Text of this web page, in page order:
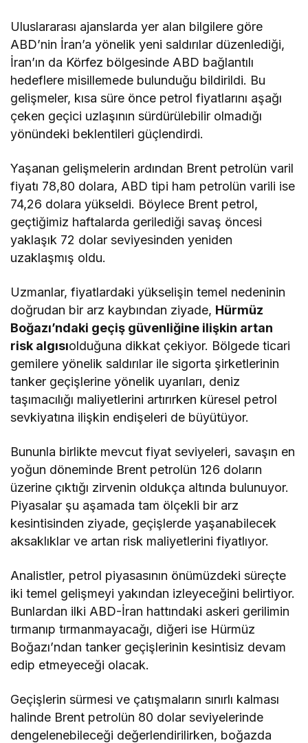
Uluslararası ajanslarda yer alan bilgilere göre
ABD’nin İran’a yönelik yeni saldırılar düzenlediği,
İran’ın da Körfez bölgesinde ABD bağlantılı
hedeflere misillemede bulunduğu bildirildi. Bu
gelişmeler, kısa süre önce petrol fiyatlarını aşağı
çeken geçici uzlaşının sürdürülebilir olmadığı
yönündeki beklentileri güçlendirdi.
Yaşanan gelişmelerin ardından Brent petrolün varil
fiyatı 78,80 dolara, ABD tipi ham petrolün varili ise
74,26 dolara yükseldi. Böylece Brent petrol,
geçtiğimiz haftalarda gerilediği savaş öncesi
yaklaşık 72 dolar seviyesinden yeniden
uzaklaşmış oldu.
Uzmanlar, fiyatlardaki yükselişin temel nedeninin
doğrudan bir arz kaybından ziyade, Hürmüz
Boğazı’ndaki geçiş güvenliğine ilişkin artan
risk algısıolduğuna dikkat çekiyor. Bölgede ticari
gemilere yönelik saldırılar ile sigorta şirketlerinin
tanker geçişlerine yönelik uyarıları, deniz
taşımacılığı maliyetlerini artırırken küresel petrol
sevkiyatına ilişkin endişeleri de büyütüyor.
Bununla birlikte mevcut fiyat seviyeleri, savaşın en
yoğun döneminde Brent petrolün 126 doların
üzerine çıktığı zirvenin oldukça altında bulunuyor.
Piyasalar şu aşamada tam ölçekli bir arz
kesintisinden ziyade, geçişlerde yaşanabilecek
aksaklıklar ve artan risk maliyetlerini fiyatlıyor.
Analistler, petrol piyasasının önümüzdeki süreçte
iki temel gelişmeyi yakından izleyeceğini belirtiyor.
Bunlardan ilki ABD-İran hattındaki askeri gerilimin
tırmanıp tırmanmayacağı, diğeri ise Hürmüz
Boğazı’ndan tanker geçişlerinin kesintisiz devam
edip etmeyeceği olacak.
Geçişlerin sürmesi ve çatışmaların sınırlı kalması
halinde Brent petrolün 80 dolar seviyelerinde
dengelenebileceği değerlendirilirken, boğazda